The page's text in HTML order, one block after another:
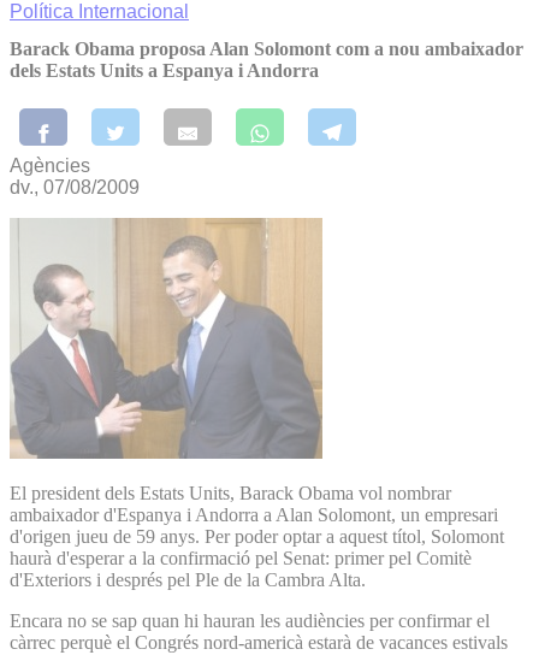
Política Internacional
Barack Obama proposa Alan Solomont com a nou ambaixador
dels Estats Units a Espanya i Andorra
Agències
dv., 07/08/2009
El president dels Estats Units, Barack Obama vol nombrar
ambaixador d'Espanya i Andorra a Alan Solomont, un empresari
d'origen jueu de 59 anys. Per poder optar a aquest títol, Solomont
haurà d'esperar a la confirmació pel Senat: primer pel Comitè
d'Exteriors i després pel Ple de la Cambra Alta.
Encara no se sap quan hi hauran les audiències per confirmar el
càrrec perquè el Congrés nord-americà estarà de vacances estivals